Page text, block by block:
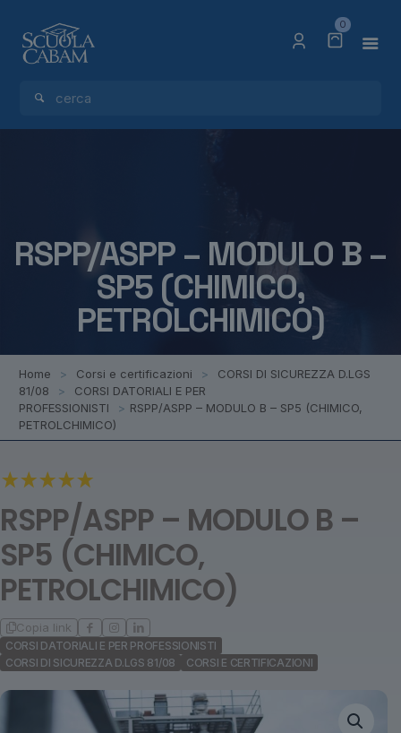
0
RSPP/ASPP – MODULO B –
SP5 (CHIMICO,
PETROLCHIMICO)
Home > Corsi e certificazioni >
CORSI DI SICUREZZA D.LGS
81/08
>
CORSI DATORIALI E PER
PROFESSIONISTI
> RSPP/ASPP – MODULO B – SP5 (CHIMICO,
PETROLCHIMICO)
RSPP/ASPP – MODULO B –
SP5 (CHIMICO,
PETROLCHIMICO)
Copia link
CORSI DATORIALI E PER PROFESSIONISTI
CORSI DI SICUREZZA D.LGS 81/08
CORSI E CERTIFICAZIONI